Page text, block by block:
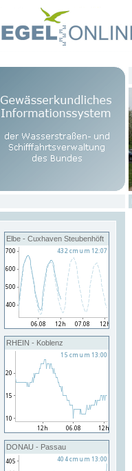
Elbe - Cuxhaven Steubenhöft
RHEIN - Koblenz
DONAU - Passau